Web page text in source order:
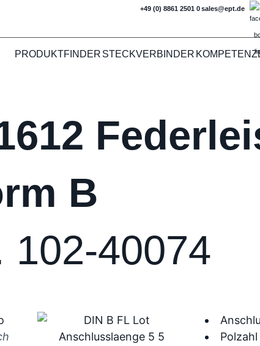
+49 (0) 8861 2501 0sales@ept.de
PRODUKTFINDER STECKVERBINDER
B
102-40074